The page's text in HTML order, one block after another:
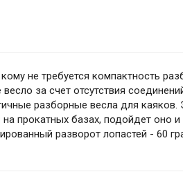
не требуется компактность
за счет отсутствия
разборные весла для каяков.
прокатных базах, подойдет оно
разворот лопастей - 60